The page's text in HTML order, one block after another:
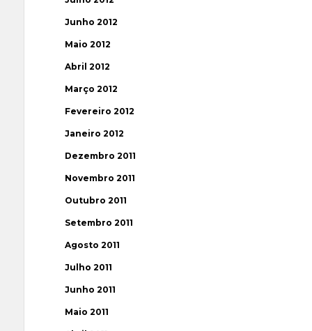
Junho 2012
Maio 2012
Abril 2012
Março 2012
Fevereiro 2012
Janeiro 2012
Dezembro 2011
Novembro 2011
Outubro 2011
Setembro 2011
Agosto 2011
Julho 2011
Junho 2011
Maio 2011